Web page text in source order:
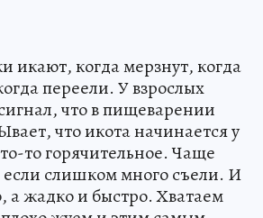
икают, когда мерзнут, когда
переели. У взрослых
что в пищеварении
что икота начинается у
то горячительное. Чаще
слишком много съели. И
а жадко и быстро. Хватаем